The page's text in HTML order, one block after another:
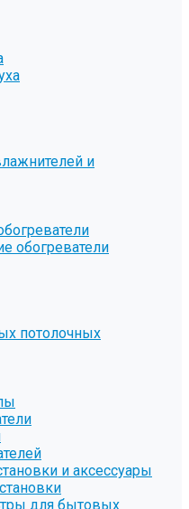
и
обогреватели
потолочных
и аксессуары
для бытовых